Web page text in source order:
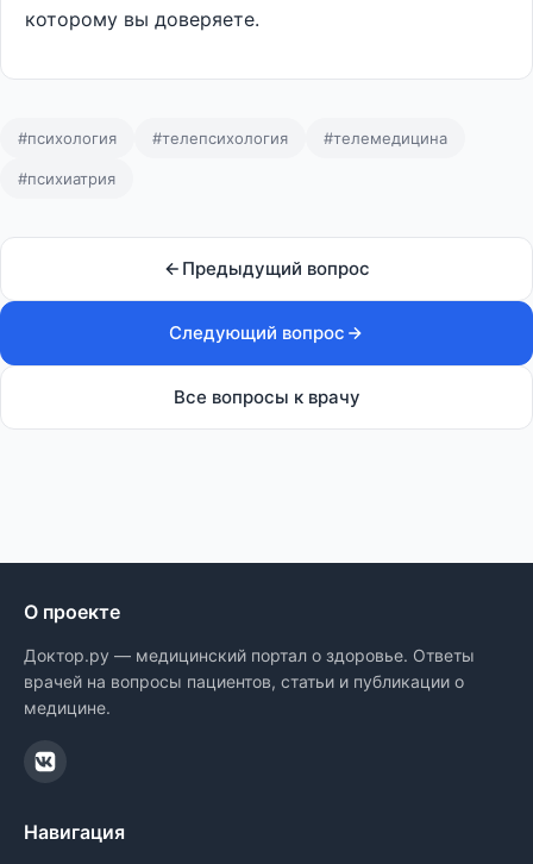
которому вы доверяете.
#психология #телепсихология #телемедицина
#психиатрия
Предыдущий вопрос
Следующий вопрос
Все вопросы к врачу
О проекте
Доктор.ру — медицинский портал о здоровье. Ответы
врачей на вопросы пациентов, статьи и публикации о
медицине.
Навигация